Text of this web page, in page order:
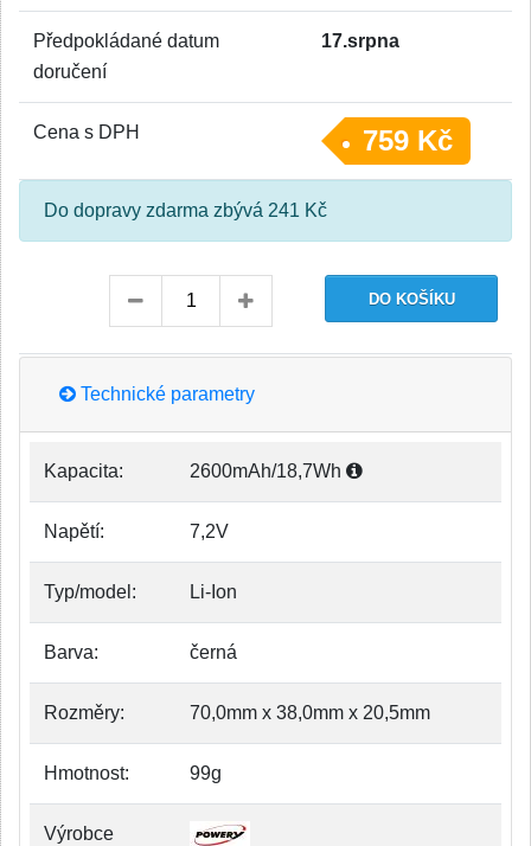
Předpokládané datum
doručení
17.srpna
Cena s DPH 759 Kč
Do dopravy zdarma zbývá 241 Kč
Technické parametry
Kapacita: 2600mAh/18,7Wh
Napětí: 7,2V
Typ/model: Li-Ion
Barva: černá
Rozměry: 70,0mm x 38,0mm x 20,5mm
Hmotnost: 99g
Výrobce